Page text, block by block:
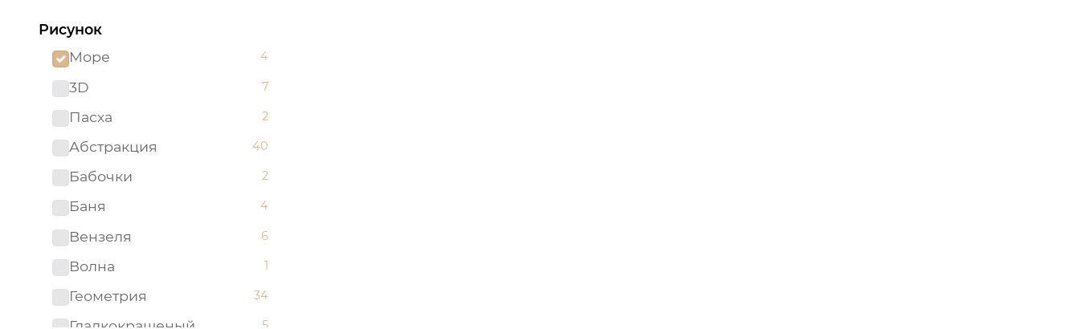
Зеленый
Золотистый
Золотой
Изумрудный
Капучино
Коричневый
Красный
Ментоловый
Мятный
Оливковый
Рисунок
Море
4
3D 7
Пасха 2
Абстракция 40
Бабочки 2
Баня 4
Вензеля 6
Волна 1
Геометрия 34
Гладкокрашеный 5